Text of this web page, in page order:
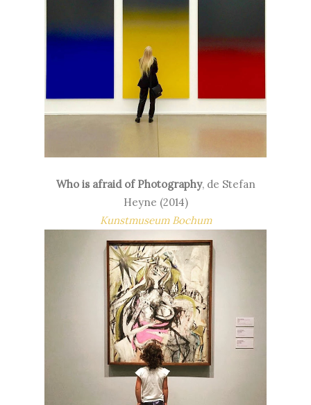
Who is afraid of Photography, de Stefan
Heyne (2014)
Kunstmuseum Bochum